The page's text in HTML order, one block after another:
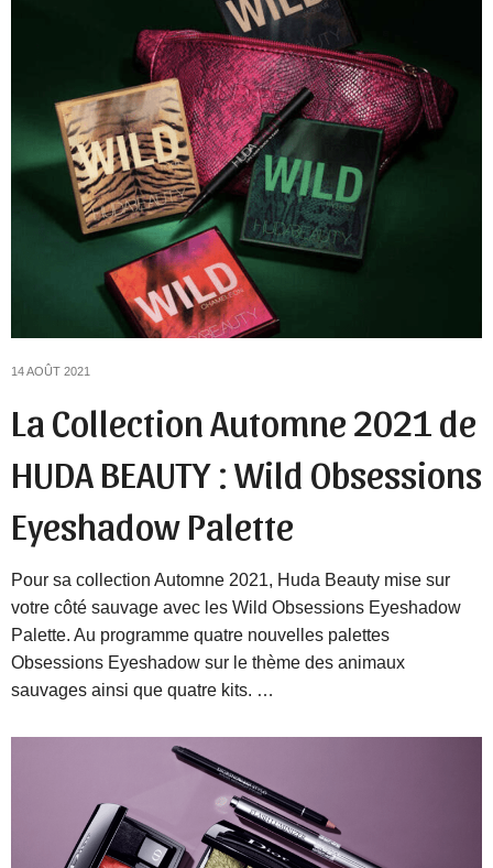
14 AOÛT 2021
La Collection Automne 2021 de
HUDA BEAUTY : Wild Obsessions
Eyeshadow Palette
Pour sa collection Automne 2021, Huda Beauty mise sur
votre côté sauvage avec les Wild Obsessions Eyeshadow
Palette. Au programme quatre nouvelles palettes
Obsessions Eyeshadow sur le thème des animaux
sauvages ainsi que quatre kits. …